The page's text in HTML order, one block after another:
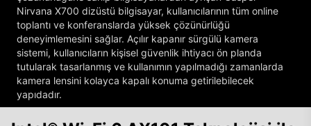
Nirvana X700 dizüstü bilgisayar, kullanıcılarının tüm online
toplantı ve konferanslarda yüksek çözünürlüğü
deneyimlemesini sağlar. Açılır kapanır sürgülü kamera
sistemi, kullanıcıların kişisel güvenlik ihtiyacı ön planda
tutularak tasarlanmış ve kullanımın yapılmadığı zamanlarda
kamera lensini kolayca kapalı konuma getirilebilecek
yapıdadır.